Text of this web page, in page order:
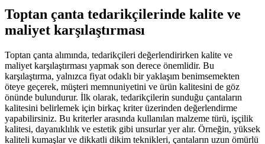
Toptan çanta tedarikçilerinde kalite ve
maliyet karşılaştırması
Toptan çanta alımında, tedarikçileri değerlendirirken kalite ve
maliyet karşılaştırması yapmak son derece önemlidir. Bu
karşılaştırma, yalnızca fiyat odaklı bir yaklaşım benimsemekten
öteye geçerek, müşteri memnuniyetini ve ürün kalitesini de göz
önünde bulundurur. İlk olarak, tedarikçilerin sunduğu çantaların
kalitesini belirlemek için birkaç kriter üzerinden değerlendirme
yapabilirsiniz. Bu kriterler arasında kullanılan malzeme türü, işçilik
kalitesi, dayanıklılık ve estetik gibi unsurlar yer alır. Örneğin, yüksek
kaliteli kumaşlar ve dikkatli dikim teknikleri, çantaların uzun ömürlü